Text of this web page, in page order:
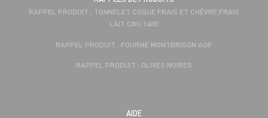
RAPPEL PRODUIT : TONNELET COQUE FRAIS ET CHÈVRE FRAIS
LAIT CRU 140G
RAPPEL PRODUIT : FOURME MONTBRISON AOP
RAPPEL PRODUIT : OLIVES NOIRES
AIDE